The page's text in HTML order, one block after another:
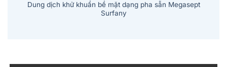
Dung dịch khử khuẩn bề mặt dạng pha sẵn Megasept
Surfany